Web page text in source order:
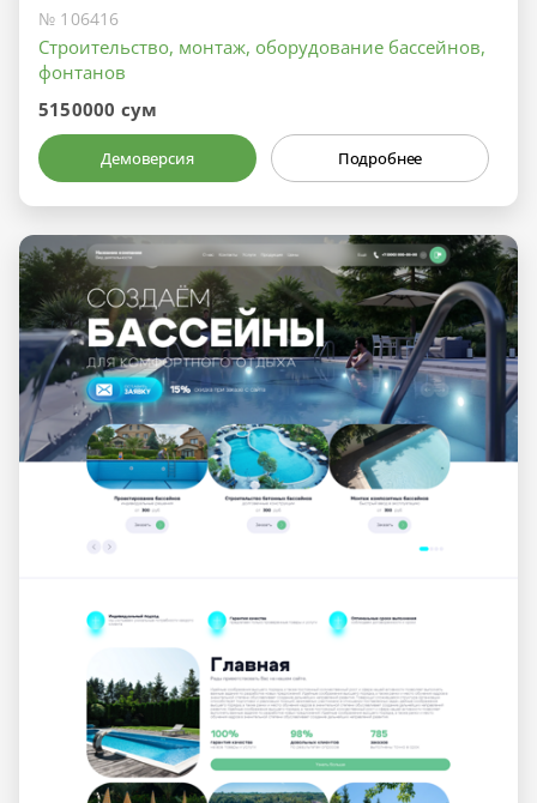
№ 106416
Строительство, монтаж, оборудование бассейнов,
фонтанов
5150000 сум
Демоверсия Подробнее